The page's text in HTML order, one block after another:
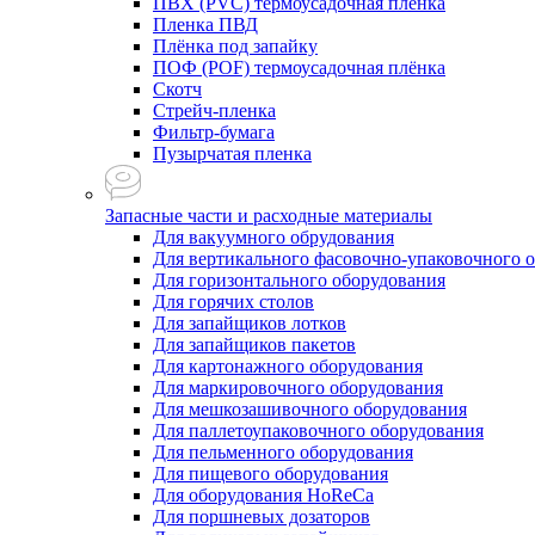
Пленка ПВД
Плёнка под запайку
ПОФ (POF) термоусадочная плёнка
Скотч
Стрейч-пленка
Фильтр-бумага
Пузырчатая пленка
Запасные части и расходные материалы
Для вакуумного обрудования
Для вертикального фасовочно-упаковочного
Для горизонтального оборудования
Для горячих столов
Для запайщиков лотков
Для запайщиков пакетов
Для картонажного оборудования
Для маркировочного оборудования
Для мешкозашивочного оборудования
Для паллетоупаковочного оборудования
Для пельменного оборудования
Для пищевого оборудования
Для оборудования HoReCa
Для поршневых дозаторов